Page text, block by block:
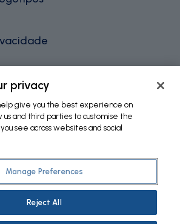
Bial. All Rights Reserved
privacy
give you the best experience on
us and third parties to customise the
see across websites and social
Manage Preferences
Reject All